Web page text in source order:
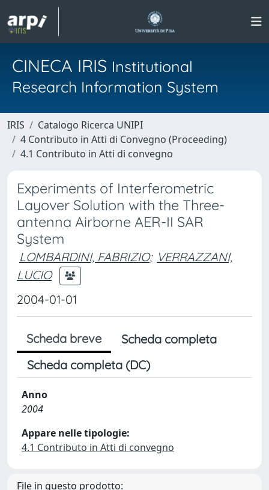
CINECA IRIS Institutional
Research Information System
IRIS
Catalogo Ricerca UNIPI
4 Contributo in Atti di Convegno (Proceeding)
4.1 Contributo in Atti di convegno
Experiments of Interferometric
Layover Solution with the Three-
antenna Airborne AER-II SAR
System
LOMBARDINI, FABRIZIO; VERRAZZANI,
LUCIO
2004-01-01
Scheda breve
Scheda completa
Scheda completa (DC)
Anno
2004
Appare nelle tipologie:
4.1 Contributo in Atti di convegno
File in questo prodotto: